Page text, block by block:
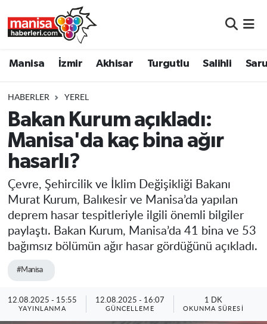
Manisa İzmir Akhisar Turgutlu Salihli
HABERLER YEREL
Bakan Kurum açıkladı:
Manisa'da kaç bina ağır
hasarlı?
Çevre, Şehircilik ve İklim Değişikliği Bakanı
Murat Kurum, Balıkesir ve Manisa’da yapılan
deprem hasar tespitleriyle ilgili önemli bilgiler
paylaştı. Bakan Kurum, Manisa’da 41 bina ve 53
bağımsız bölümün ağır hasar gördüğünü açıkladı.
#Manisa
12.08.2025 - 15:55
YAYINLANMA
12.08.2025 - 16:07
GÜNCELLEME
1 DK
OKUNMA SÜRESI
Turgutlu
Salihli
Saruhanlı
Soma
Manisa Nöbetçi Eczaneler
Manisa Trafik Yoğunluk Haritası
Süper Lig Puan Durumu ve Fikstür
Tüm Manşetler
Son Dakika Haberleri